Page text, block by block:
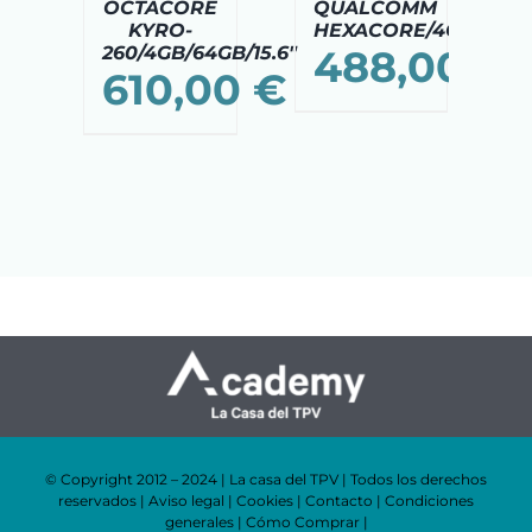
OCTACORE
KYRO-
260/4GB/64GB/15.6″
610,00 €
QUALCOMM
HEXACORE/4GB/
488,00
OPCIONES
SE
PUEDEN
ELEGIR
EN
© Copyright 2012 – 2024 | La casa del TPV | Todos los derechos
reservados | Aviso legal | Cookies | Contacto | Condiciones
generales| Cómo Comprar|